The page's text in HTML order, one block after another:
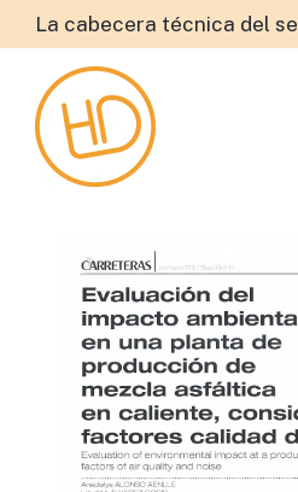
La cabecera técnica del